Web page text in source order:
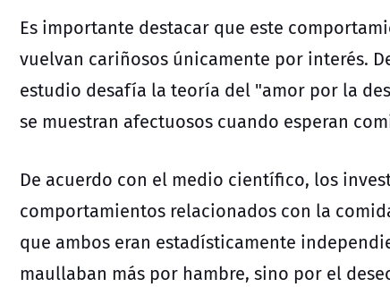
Es importante destacar que este
vuelvan cariñosos únicamente por interés.
estudio desafía la teoría del "amor por la
se muestran afectuosos cuando esperan
De acuerdo con el medio científico, los
comportamientos relacionados con la
que ambos eran estadísticamente
maullaban más por hambre, sino por el